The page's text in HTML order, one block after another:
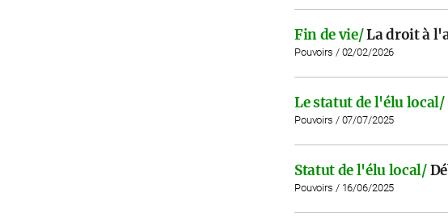
Fin de vie/La droit à
Pouvoirs / 02/02/2026
Le statut de l'élu local/
Pouvoirs / 07/07/2025
Statut de l'élu local/
Pouvoirs / 16/06/2025